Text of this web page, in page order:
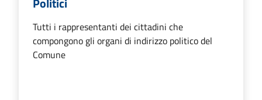
Tutti i rappresentanti dei cittadini che
compongono gli organi di indirizzo politico del
Comune